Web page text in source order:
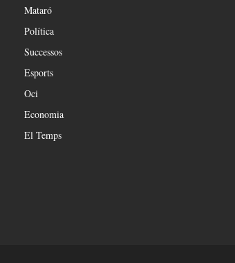
Mataró
Política
Successos
Esports
Oci
Economia
El Temps